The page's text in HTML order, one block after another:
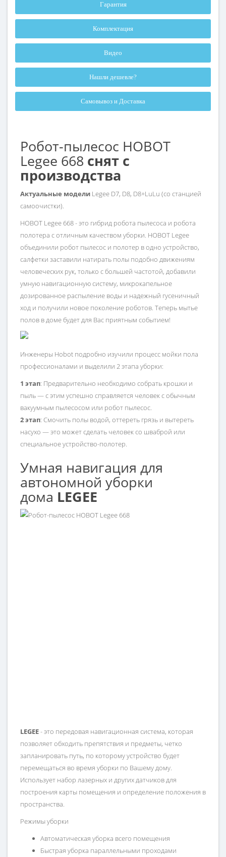
Гарантия
Комплектация
Видео
Нашли дешевле?
Самовывоз и Доставка
Робот-пылесос HOBOT
Legee 668 снят с
производства
Актуальные модели Legee D7, D8, D8+LuLu (со станцией
самоочистки).
HOBOT Legee 668 - это гибрид робота пылесоса и робота
полотера с отличным качеством уборки. HOBOT Legee
объединили робот пылесос и полотер в одно устройство,
салфетки заставили натирать полы подобно движениям
человеческих рук, только с большей частотой, добавили
умную навигационную систему, микрокапельное
дозированное распыление воды и надежный гусеничный
ход и получили новое поколение роботов. Теперь мытье
полов в доме будет для Вас приятным событием!
Инженеры Hobot подробно изучили процесс мойки пола
профессионалами и выделили 2 этапа уборки:
1 этап: Предварительно необходимо собрать крошки и
пыль — с этим успешно справляется человек с обычным
вакуумным пылесосом или робот пылесос.
2 этап: Смочить полы водой, оттереть грязь и вытереть
насухо — это может сделать человек со шваброй или
специальное устройство-полотер.
Умная навигация для
автономной уборки
дома LEGEE
LEGEE- это передовая навигационная система, которая
позволяет обходить препятствия и предметы, четко
запланировать путь, по которому устройство будет
перемещаться во время уборки по Вашему дому.
Использует набор лазерных и других датчиков для
построения карты помещения и определение положения в
пространства.
Режимы уборки
Автоматическая уборка всего помещения
Быстрая уборка параллельными проходами